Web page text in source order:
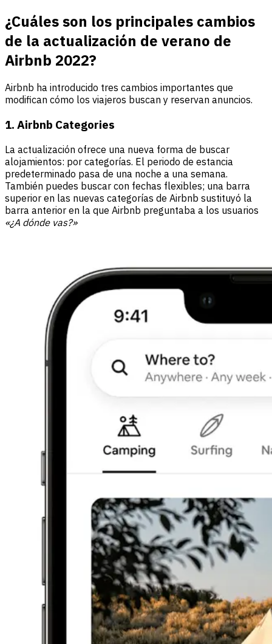
¿Cuáles son los principales cambios
de la actualización de verano de
Airbnb 2022?
Airbnb ha introducido tres cambios importantes que
modifican cómo los viajeros buscan y reservan anuncios.
1. Airbnb Categories
La actualización ofrece una nueva forma de buscar
alojamientos: por categorías. El periodo de estancia
predeterminado pasa de una noche a una semana.
También puedes buscar con fechas flexibles; una barra
superior en las nuevas categorías de Airbnb sustituyó la
barra anterior en la que Airbnb preguntaba a los usuarios
«¿A dónde vas?»